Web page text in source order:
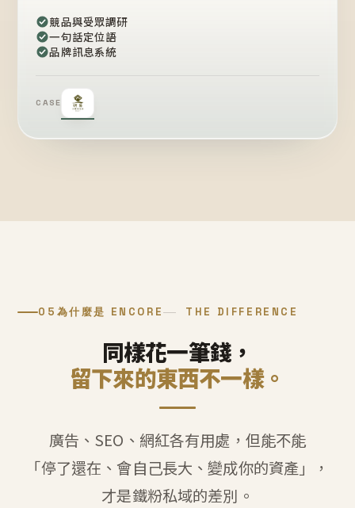
競品與受眾調研
一句話定位語
品牌訊息系統
CASE
05 為什麼是 ENCORE THE DIFFERENCE
同樣花一筆錢，
留下來的東西不一樣。
廣告、SEO、網紅各有用處，但能不能
「停了還在、會自己長大、變成你的資產」，
才是鐵粉私域的差別。